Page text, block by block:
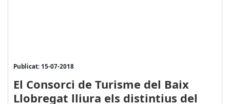
Publicat: 15-07-2018
El Consorci de Turisme del Baix
Llobregat lliura els distintius del